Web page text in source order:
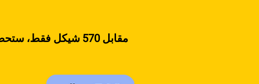
مقابل 570 شيكل فقط، ستحصلون على-